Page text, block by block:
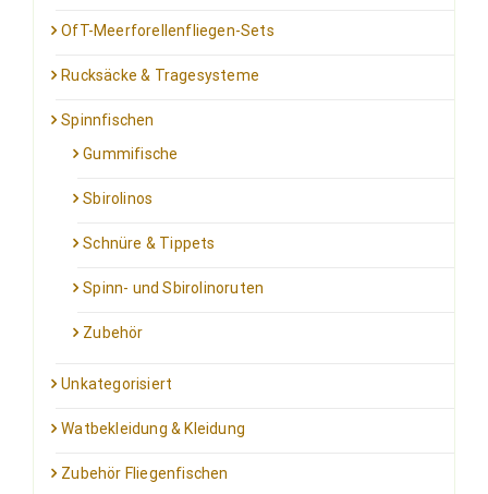
OfT-Meerforellenfliegen-Sets
Rucksäcke & Tragesysteme
Spinnfischen
Gummifische
Sbirolinos
Schnüre & Tippets
Spinn- und Sbirolinoruten
Zubehör
Unkategorisiert
Watbekleidung & Kleidung
Zubehör Fliegenfischen